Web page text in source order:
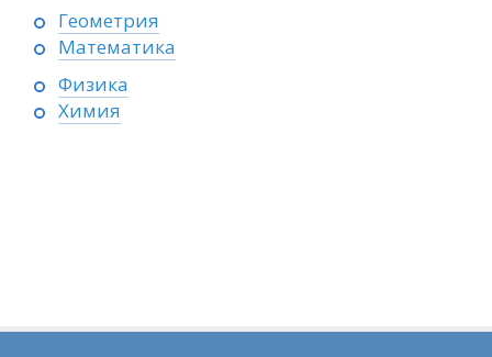
Геометрия
Математика
Физика
Химия